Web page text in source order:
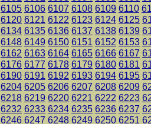
6105 6106 6107 6108 6109 6110
6120 6121 6122 6123 6124 6125
6134 6135 6136 6137 6138 6139
6148 6149 6150 6151 6152 6153
6162 6163 6164 6165 6166 6167
6176 6177 6178 6179 6180 6181
6190 6191 6192 6193 6194 6195
6204 6205 6206 6207 6208 6209
6218 6219 6220 6221 6222 6223
6232 6233 6234 6235 6236 6237
6246 6247 6248 6249 6250 6251